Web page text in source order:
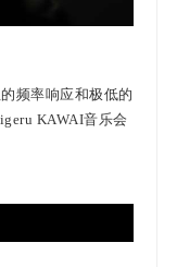
频率响应和极低的
KAWAI音乐会